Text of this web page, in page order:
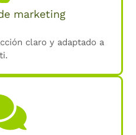
marketing
claro y adaptado a
ti.